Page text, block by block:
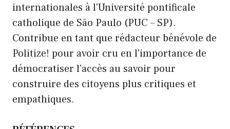
internationales à l'Université pontificale
catholique de São Paulo (PUC – SP).
Contribue en tant que rédacteur bénévole de
Politize! pour avoir cru en l'importance de
démocratiser l'accès au savoir pour
construire des citoyens plus critiques et
empathiques.